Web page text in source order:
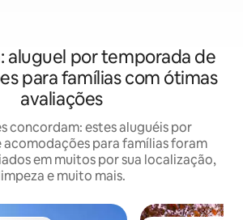
aluguel por temporada de
para famílias com ótimas
avaliações
concordam: estes aluguéis por
para famílias foram
em muitos por sua localização,
e muito mais.